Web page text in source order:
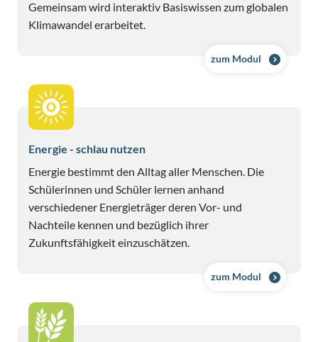
Gemeinsam wird interaktiv Basiswissen zum globalen
Klimawandel erarbeitet.
zum Modul
Energie - schlau nutzen
Energie bestimmt den Alltag aller Menschen. Die
Schülerinnen und Schüler lernen anhand
verschiedener Energieträger deren Vor- und
Nachteile kennen und bezüglich ihrer
Zukunftsfähigkeit einzuschätzen.
zum Modul